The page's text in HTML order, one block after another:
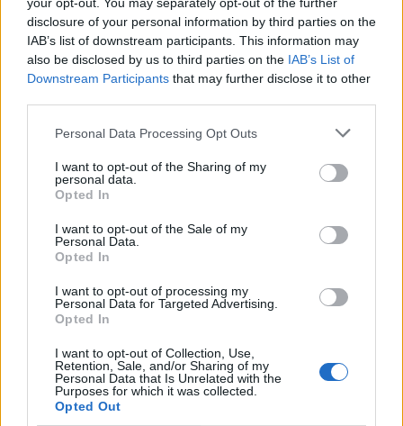
disclosure of your personal information by third parties on the
IAB’s list of downstream participants. This information may
also be disclosed by us to third parties on the IAB’s List of
Downstream Participants that may further disclose it to other
Personal Data Processing Opt Outs
I want to opt-out of the Sharing of my
personal data.
Opted In
I want to opt-out of the Sale of my
Personal Data.
Opted In
I want to opt-out of processing my
Personal Data for Targeted Advertising.
Opted In
I want to opt-out of Collection, Use,
Retention, Sale, and/or Sharing of my
Personal Data that Is Unrelated with the
Purposes for which it was collected.
Opted Out
Staran luetuimmat
1
UUTISET
Leskeneläke ei kuulu kaikille –
Kela muistuttaa tärkeästä
ikärajasta